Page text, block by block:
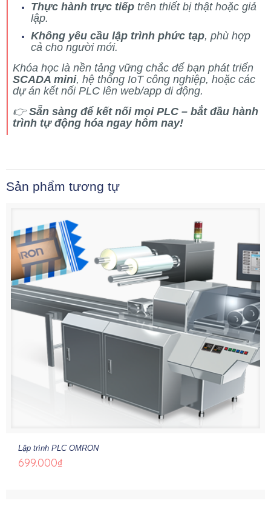
Thực hành trực tiếp trên thiết bị thật hoặc giả
lập.
Không yêu cầu lập trình phức tạp, phù hợp
cả cho người mới.
Khóa học là nền tảng vững chắc để bạn phát triển
SCADA mini, hệ thống IoT công nghiệp, hoặc các
dự án kết nối PLC lên web/app di động.
👉 Sẵn sàng để kết nối mọi PLC – bắt đầu hành
trình tự động hóa ngay hôm nay!
Sản phẩm tương tự
Lập trình PLC OMRON
699.000₫